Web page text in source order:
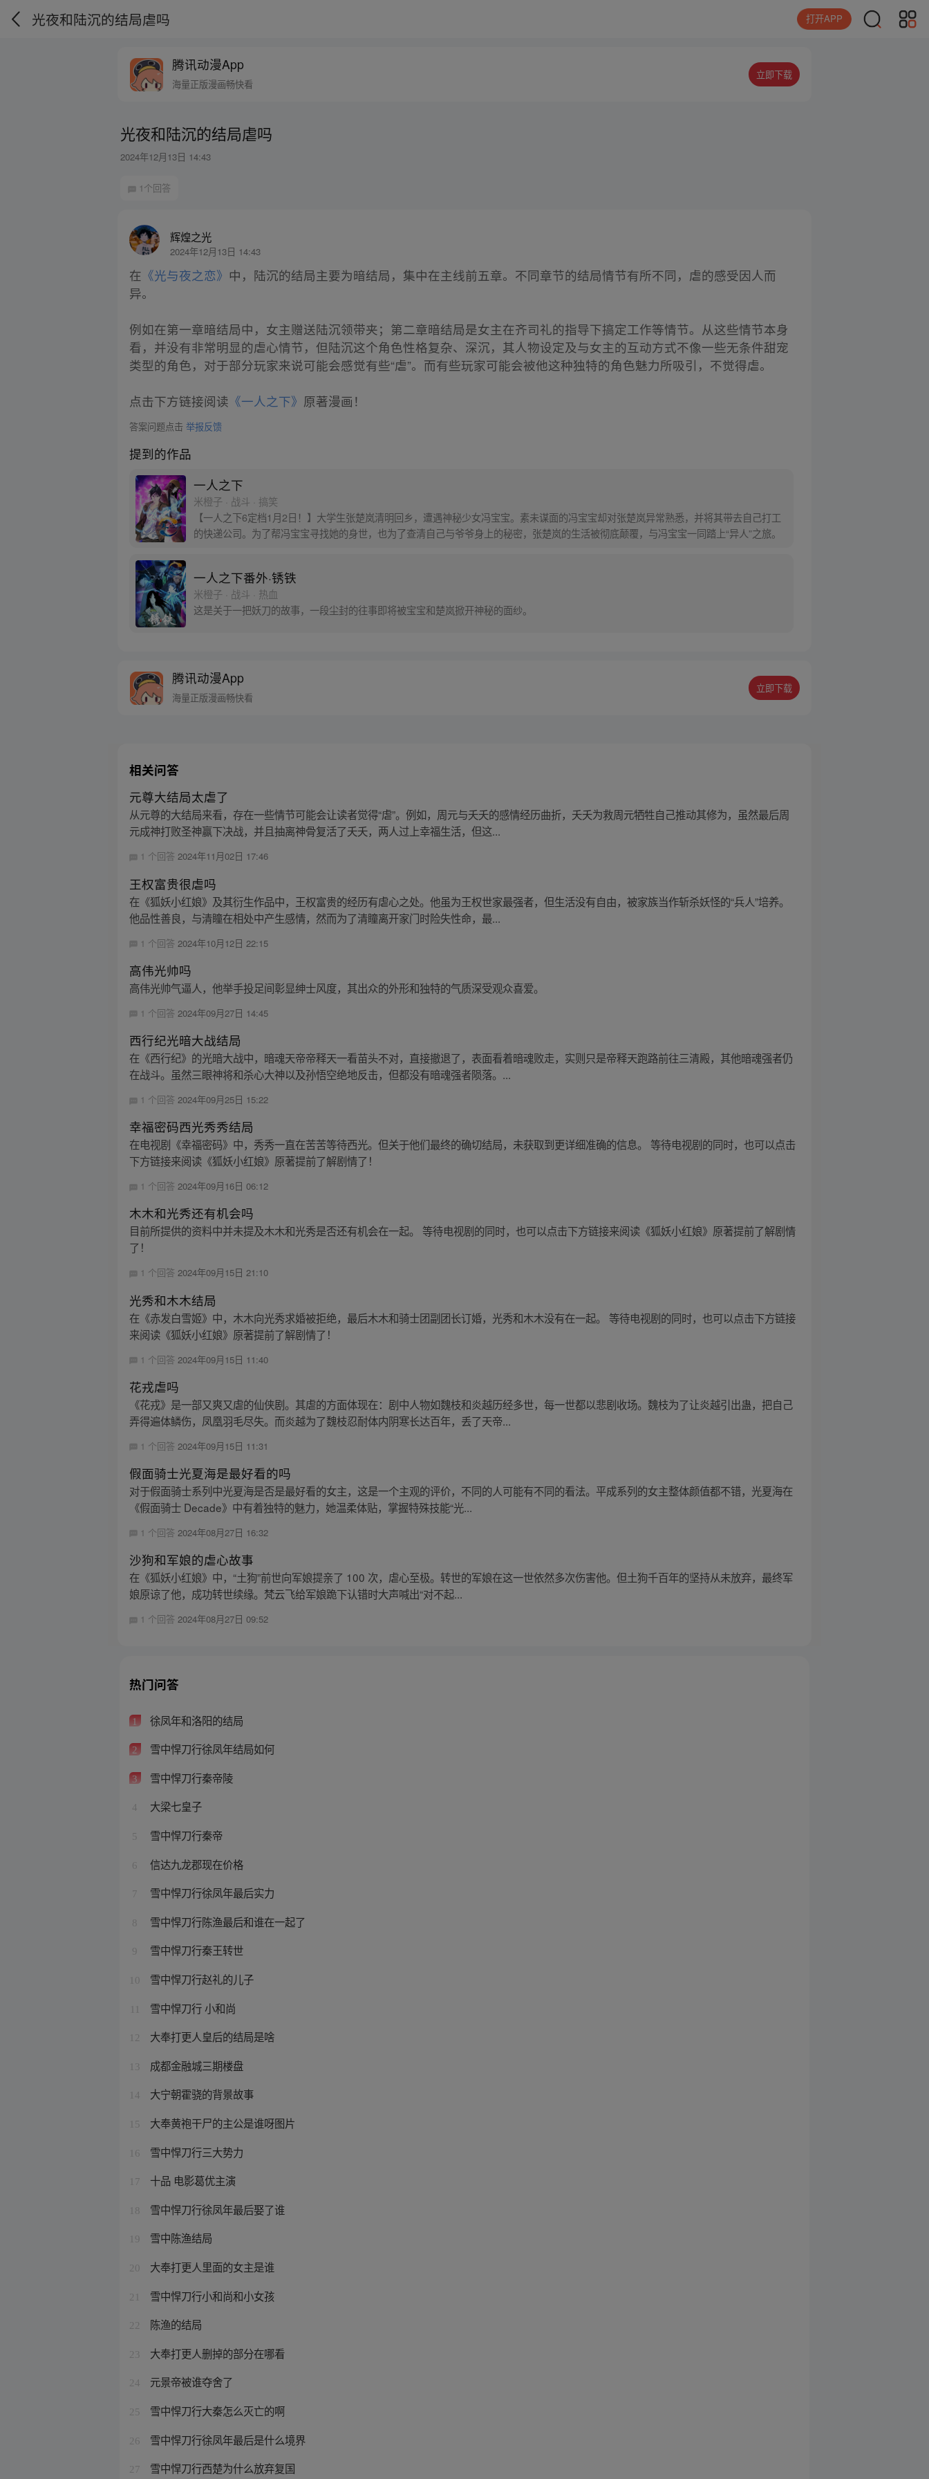
光夜和陆沉的结局虐吗 打开APP
腾讯动漫App
海量正版漫画畅快看
立即下载
光夜和陆沉的结局虐吗
2024年12月13日 14:43
1个回答
辉煌之光
2024年12月13日 14:43
在 《光与夜之恋》 中，陆沉的结局主要为暗结局，集中在主线前五章。不同章节的结局情节有所不同，虐的感受因人而
异。
例如在第一章暗结局中，女主赠送陆沉领带夹；第二章暗结局是女主在齐司礼的指导下搞定工作等情节。从这些情节本身
看，并没有非常明显的虐心情节，但陆沉这个角色性格复杂、深沉，其人物设定及与女主的互动方式不像一些无条件甜宠
类型的角色，对于部分玩家来说可能会感觉有些“虐”。而有些玩家可能会被他这种独特的角色魅力所吸引，不觉得虐。
点击下方链接阅读 《一人之下》 原著漫画！
答案问题点击举报反馈
提到的作品
一人之下
米橙子 · 战斗 · 搞笑
【一人之下6定档1月2日！】大学生张楚岚清明回乡，遭遇神秘少女冯宝宝。素未谋面的冯宝宝却对张楚岚异常熟悉，并将其带去自己打工
的快递公司。为了帮冯宝宝寻找她的身世，也为了查清自己与爷爷身上的秘密，张楚岚的生活被彻底颠覆，与冯宝宝一同踏上“异人”之旅。
一人之下番外·锈铁
米橙子 · 战斗 · 热血
这是关于一把妖刀的故事，一段尘封的往事即将被宝宝和楚岚掀开神秘的面纱。
腾讯动漫App
海量正版漫画畅快看
立即下载
相关问答
元尊大结局太虐了
从元尊的大结局来看，存在一些情节可能会让读者觉得“虐”。例如，周元与夭夭的感情经历曲折，夭夭为救周元牺牲自己推动其修为，虽然最后周
元成神打败圣神赢下决战，并且抽离神骨复活了夭夭，两人过上幸福生活，但这...
1 个回答2024年11月02日 17:46
王权富贵很虐吗
在《狐妖小红娘》及其衍生作品中，王权富贵的经历有虐心之处。他虽为王权世家最强者，但生活没有自由，被家族当作斩杀妖怪的“兵人”培养。
他品性善良，与清瞳在相处中产生感情，然而为了清瞳离开家门时险失性命，最...
1 个回答 2024年10月12日 22:15
高伟光帅吗
高伟光帅气逼人，他举手投足间彰显绅士风度，其出众的外形和独特的气质深受观众喜爱。
1 个回答 2024年09月27日 14:45
西行纪光暗大战结局
在《西行纪》的光暗大战中，暗魂天帝帝释天一看苗头不对，直接撤退了，表面看着暗魂败走，实则只是帝释天跑路前往三清殿，其他暗魂强者仍
在战斗。虽然三眼神将和杀心大神以及孙悟空绝地反击，但都没有暗魂强者陨落。...
1 个回答2024年09月25日 15:22
幸福密码西光秀秀结局
在电视剧《幸福密码》中，秀秀一直在苦苦等待西光。但关于他们最终的确切结局，未获取到更详细准确的信息。 等待电视剧的同时，也可以点击
下方链接来阅读《狐妖小红娘》原著提前了解剧情了！
1 个回答2024年09月16日 06:12
木木和光秀还有机会吗
目前所提供的资料中并未提及木木和光秀是否还有机会在一起。 等待电视剧的同时，也可以点击下方链接来阅读《狐妖小红娘》原著提前了解剧情
了！
1 个回答2024年09月15日 21:10
光秀和木木结局
在《赤发白雪姬》中，木木向光秀求婚被拒绝，最后木木和骑士团副团长订婚，光秀和木木没有在一起。 等待电视剧的同时，也可以点击下方链接
来阅读《狐妖小红娘》原著提前了解剧情了！
1 个回答 2024年09月15日 11:40
花戎虐吗
《花戎》是一部又爽又虐的仙侠剧。其虐的方面体现在：剧中人物如魏枝和炎越历经多世，每一世都以悲剧收场。魏枝为了让炎越引出蛊，把自己
弄得遍体鳞伤，凤凰羽毛尽失。而炎越为了魏枝忍耐体内阴寒长达百年，丢了天帝...
1 个回答 2024年09月15日 11:31
假面骑士光夏海是最好看的吗
对于假面骑士系列中光夏海是否是最好看的女主，这是一个主观的评价，不同的人可能有不同的看法。平成系列的女主整体颜值都不错，光夏海在
《假面骑士 Decade》中有着独特的魅力，她温柔体贴，掌握特殊技能“光...
1 个回答2024年08月27日 16:32
沙狗和军娘的虐心故事
在《狐妖小红娘》中，“土狗”前世向军娘提亲了 100 次，虐心至极。转世的军娘在这一世依然多次伤害他。但土狗千百年的坚持从未放弃，最终军
娘原谅了他，成功转世续缘。梵云飞给军娘跪下认错时大声喊出“对不起...
1 个回答2024年08月27日 09:52
热门问答
1 徐凤年和洛阳的结局
2 雪中悍刀行徐凤年结局如何
3 雪中悍刀行秦帝陵
4 大梁七皇子
5 雪中悍刀行秦帝
6 信达九龙郡现在价格
7 雪中悍刀行徐凤年最后实力
8 雪中悍刀行陈渔最后和谁在一起了
9 雪中悍刀行秦王转世
10 雪中悍刀行赵礼的儿子
雪中悍刀行 小和尚
12 大奉打更人皇后的结局是啥
13 成都金融城三期楼盘
14 大宁朝霍骁的背景故事
15 大奉黄袍干尸的主公是谁呀图片
16 雪中悍刀行三大势力
17 十品 电影葛优主演
18 雪中悍刀行徐凤年最后娶了谁
19 雪中陈渔结局
20 大奉打更人里面的女主是谁
21 雪中悍刀行小和尚和小女孩
22 陈渔的结局
23 大奉打更人删掉的部分在哪看
24 元景帝被谁夺舍了
25 雪中悍刀行大秦怎么灭亡的啊
26 雪中悍刀行徐凤年最后是什么境界
27 雪中悍刀行西楚为什么放弃复国